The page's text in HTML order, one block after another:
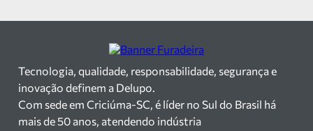
Tecnologia, qualidade, responsabilidade, segurança e
inovação definem a Delupo.
Com sede em Criciúma-SC, é líder no Sul do Brasil há
mais de 50 anos, atendendo indústria